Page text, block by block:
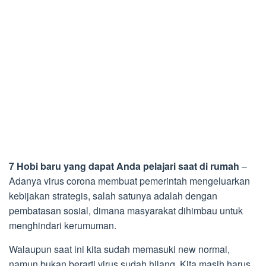
7 Hobi baru yang dapat Anda pelajari saat di rumah –
Adanya virus corona membuat pemerintah mengeluarkan
kebijakan strategis, salah satunya adalah dengan
pembatasan sosial, dimana masyarakat dihimbau untuk
menghindari kerumuman.
Walaupun saat ini kita sudah memasuki new normal,